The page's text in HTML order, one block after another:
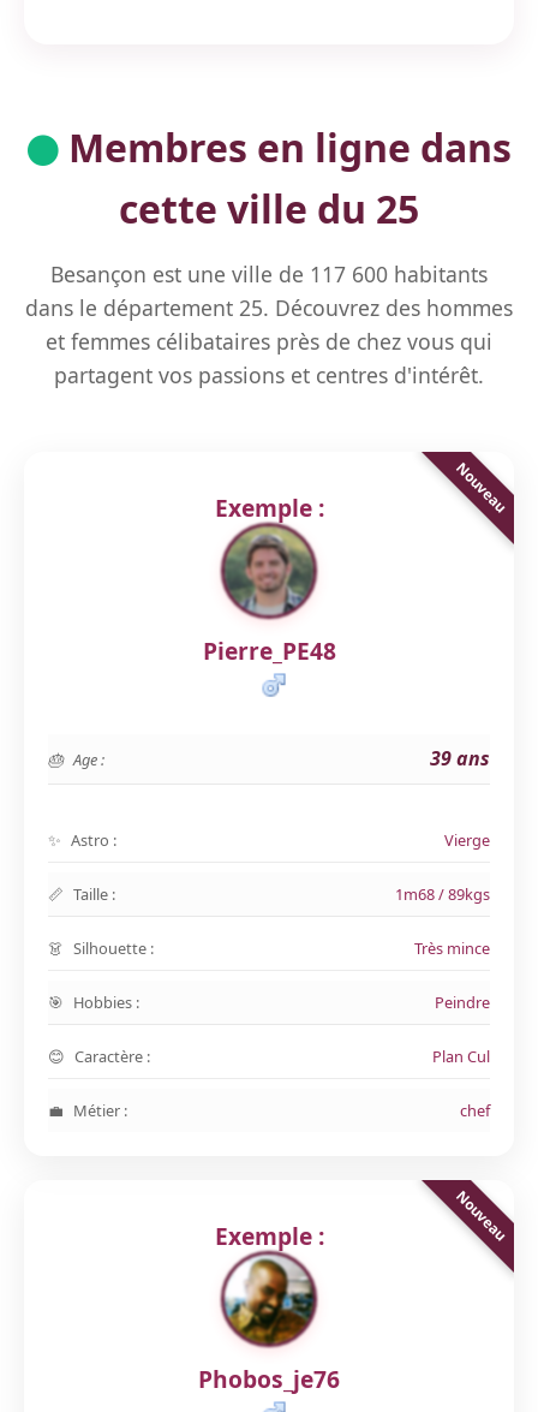
Membres en ligne dans
cette ville du 25
Besançon est une ville de 117 600 habitants
dans le département 25. Découvrez des hommes
et femmes célibataires près de chez vous qui
partagent vos passions et centres d'intérêt.
Exemple :
Pierre_PE48
Age : 39 ans
Astro : Vierge
Taille : 1m68 / 89kgs
Silhouette : Très mince
Hobbies : Peindre
Caractère : Plan Cul
Métier : chef
Exemple :
Phobos_je76